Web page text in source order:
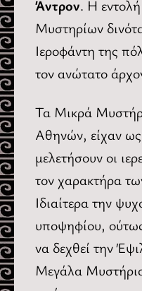
Άντρον. Η
Μυστηρίων
Ιεροφάντη της
τον ανώτατο
Τα Μικρά
Αθηνών, είχαν
μελετήσουν οι
τον χαρακτήρα
Ιδιαίτερα την
υποψηφίου,
να δεχθεί την
Μεγάλα